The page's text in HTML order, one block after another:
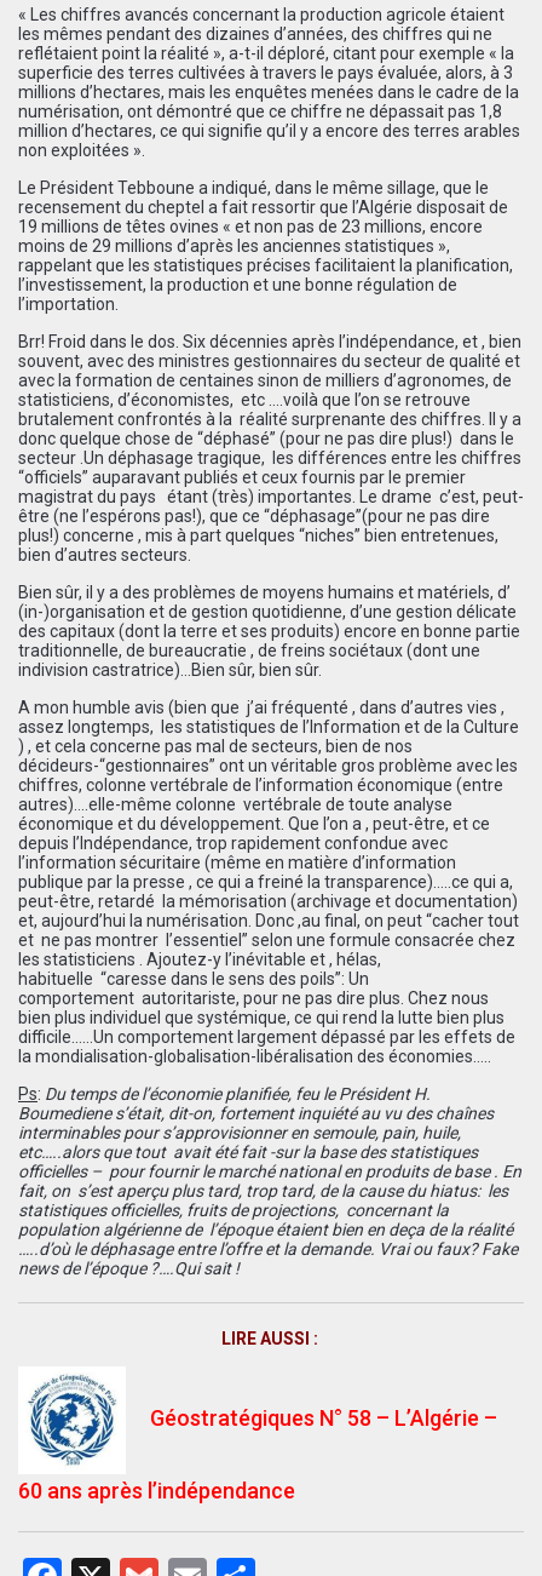
« Les chiffres avancés concernant la production agricole étaient
les mêmes pendant des dizaines d’années, des chiffres qui ne
reflétaient point la réalité », a-t-il déploré, citant pour exemple « la
superficie des terres cultivées à travers le pays évaluée, alors, à 3
millions d’hectares, mais les enquêtes menées dans le cadre de la
numérisation, ont démontré que ce chiffre ne dépassait pas 1,8
million d’hectares, ce qui signifie qu’il y a encore des terres arables
non exploitées ».
Le Président Tebboune a indiqué, dans le même sillage, que le
recensement du cheptel a fait ressortir que l’Algérie disposait de
19 millions de têtes ovines « et non pas de 23 millions, encore
moins de 29 millions d’après les anciennes statistiques »,
rappelant que les statistiques précises facilitaient la planification,
l’investissement, la production et une bonne régulation de
l’importation.
Brr! Froid dans le dos. Six décennies après l’indépendance, et , bien
souvent, avec des ministres gestionnaires du secteur de qualité et
avec la formation de centaines sinon de milliers d’agronomes, de
statisticiens, d’économistes, etc ….voilà que l’on se retrouve
brutalement confrontés à la réalité surprenante des chiffres. Il y a
donc quelque chose de “déphasé” (pour ne pas dire plus!) dans le
secteur .Un déphasage tragique, les différences entre les chiffres
“officiels” auparavant publiés et ceux fournis par le premier
magistrat du pays étant (très) importantes. Le drame c’est, peut-
être (ne l’espérons pas!), que ce “déphasage”(pour ne pas dire
plus!) concerne , mis à part quelques “niches” bien entretenues,
bien d’autres secteurs.
Bien sûr, il y a des problèmes de moyens humains et matériels, d’
(in-)organisation et de gestion quotidienne, d’une gestion délicate
des capitaux (dont la terre et ses produits) encore en bonne partie
traditionnelle, de bureaucratie , de freins sociétaux (dont une
indivision castratrice)…Bien sûr, bien sûr.
A mon humble avis (bien que j’ai fréquenté , dans d’autres vies ,
assez longtemps, les statistiques de l’Information et de la Culture
) , et cela concerne pas mal de secteurs, bien de nos
décideurs-“gestionnaires” ont un véritable gros problème avec les
chiffres, colonne vertébrale de l’information économique (entre
autres)….elle-même colonne vertébrale de toute analyse
économique et du développement. Que l’on a , peut-être, et ce
depuis l’Indépendance, trop rapidement confondue avec
l’information sécuritaire (même en matière d’information
publique par la presse , ce qui a freiné la transparence)…..ce qui a,
peut-être, retardé la mémorisation (archivage et documentation)
et, aujourd’hui la numérisation. Donc ,au final, on peut “cacher tout
et ne pas montrer l’essentiel” selon une formule consacrée chez
les statisticiens . Ajoutez-y l’inévitable et , hélas,
habituelle “caresse dans le sens des poils”: Un
comportement autoritariste, pour ne pas dire plus. Chez nous
bien plus individuel que systémique, ce qui rend la lutte bien plus
difficile……Un comportement largement dépassé par les effets de
la mondialisation-globalisation-libéralisation des économies…..
Ps: Du temps de l’économie planifiée, feu le Président H.
Boumediene s’était, dit-on, fortement inquiété au vu des chaînes
interminables pour s’approvisionner en semoule, pain, huile,
etc…..alors que tout avait été fait -sur la base des statistiques
officielles – pour fournir le marché national en produits de base . En
fait, on s’est aperçu plus tard, trop tard, de la cause du hiatus: les
statistiques officielles, fruits de projections, concernant la
population algérienne de l’époque étaient bien en deça de la réalité
…..d’où le déphasage entre l’offre et la demande. Vrai ou faux? Fake
news de l’époque ?….Qui sait !
LIRE AUSSI :
Géostratégiques N° 58 – L’Algérie –
60 ans après l’indépendance